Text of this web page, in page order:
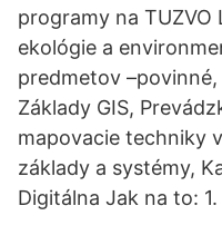
programy na TUZVO
ekológie a
predmetov
Základy GIS,
mapovacie techniky
základy a systémy,
Digitálna Jak na to: 1.